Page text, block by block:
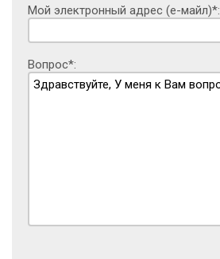
Мой электронный адрес (е-майл)*:
Вопрос*: